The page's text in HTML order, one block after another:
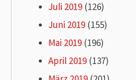
Juli 2019 (126)
Juni 2019 (155)
Mai 2019 (196)
April 2019 (137)